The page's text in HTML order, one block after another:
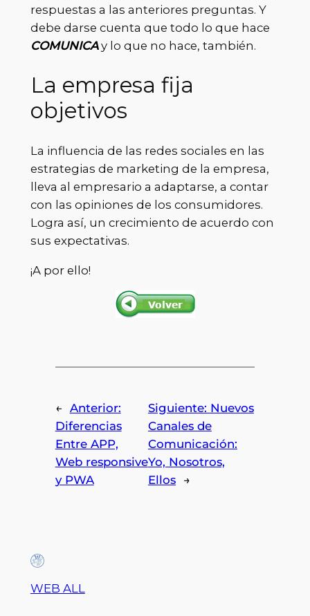
respuestas a las anteriores preguntas. Y
debe darse cuenta que todo lo que hace
COMUNICAy lo que no hace, también.
La empresa fija
objetivos
La influencia de las redes sociales en las
estrategias de marketing de la empresa,
lleva al empresario a adaptarse, a contar
con las opiniones de los consumidores.
Logra así, un crecimiento de acuerdo con
sus expectativas.
¡A por ello!
← Anterior:
Diferencias
Entre APP,
Web responsive
y PWA
Siguiente: Nuevos
Canales de
Comunicación:
Yo, Nosotros,
Ellos
→
WEB ALL